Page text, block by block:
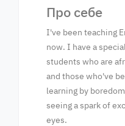
Про себе
I've been teaching
now. I have a
students who are
and those who've
learning by
seeing a spark of
eyes.